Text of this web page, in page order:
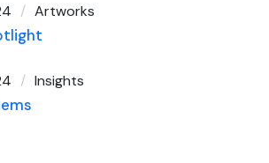
Artworks
Insights